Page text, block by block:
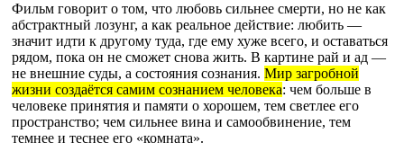
Фильм говорит о том, что любовь сильнее смерти, но не как
абстрактный лозунг, а как реальное действие: любить —
значит идти к другому туда, где ему хуже всего, и оставаться
рядом, пока он не сможет снова жить. В картине рай и ад —
не внешние суды, а состояния сознания. Мир загробной
жизни создаётся самим сознанием человека: чем больше в
человеке принятия и памяти о хорошем, тем светлее его
пространство; чем сильнее вина и самообвинение, тем
темнее и теснее его «комната».